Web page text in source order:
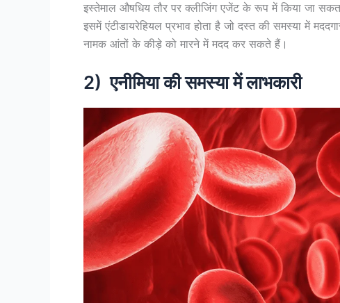
इस्तेमाल औषधिय तौर पर क्लीजिंग एजेंट के रूप में किया जा
इसमें एंटीडायरेहियल प्रभाव होता है जो दस्त की समस्या में
नामक आंतों के कीड़े को मारने में मदद कर सकते हैं।
2) एनीमिया की समस्या में लाभकारी